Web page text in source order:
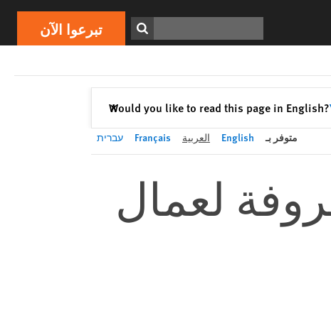
تبرعوا الآن
Would you like to read this page in English?
✕إغلاق
Print تبرعوا الآن
متوفر بـ English العربية Français עברית
لعمال